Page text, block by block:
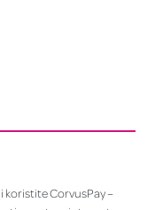
koristite CorvusPay –